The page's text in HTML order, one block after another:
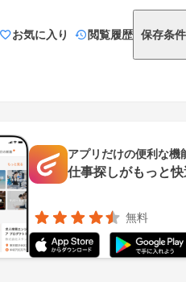
お気に入り 閲覧履歴 保存条
アプリだけの便利な機
仕事探しがもっと快
無料